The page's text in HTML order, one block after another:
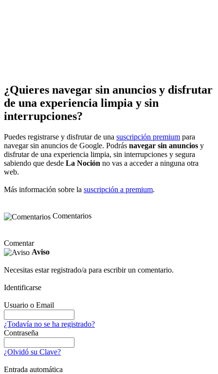
¿Quieres navegar sin anuncios y disfrutar
de una experiencia limpia y sin
interrupciones?
Puedes registrarse y disfrutar de una suscripción premium para
navegar sin anuncios de Google. Podrás navegar sin anuncios y
disfrutar de una experiencia limpia, sin interrupciones y segura
sabiendo que desde La Noción no vas a acceder a ninguna otra
web.
Más información sobre la suscripción a premium.
Comentarios
Comentar
Aviso
Necesitas estar registrado/a para escribir un comentario.
Identificarse
Usuario o Email
¿Todavía no se ha registrado?
Contraseña
¿Olvidó su Clave?
Entrada automática